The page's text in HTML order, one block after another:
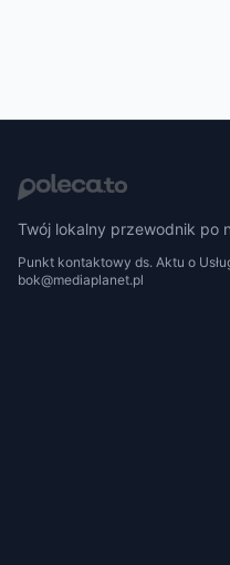
Twój lokalny przewodnik po
Punkt kontaktowy ds. Aktu o
bok@mediaplanet.pl